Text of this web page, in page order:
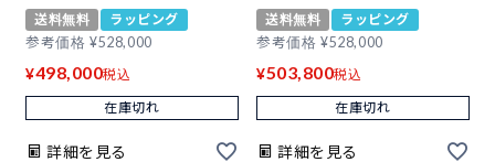
送料無料
ラッピング
参考価格 ¥528,000
¥498,000税込
在庫切れ
詳細を見る
送料無料
ラッピング
参考価格 ¥528,000
¥503,800税込
在庫切れ
詳細を見る